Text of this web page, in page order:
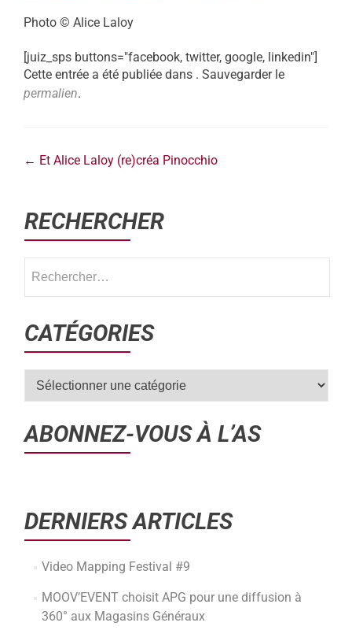
Photo © Alice Laloy
[juiz_sps buttons="facebook, twitter, google, linkedin"]
Cette entrée a été publiée dans . Sauvegarder le
permalien.
← Et Alice Laloy (re)créa Pinocchio
RECHERCHER
CATÉGORIES
ABONNEZ-VOUS À L’AS
DERNIERS ARTICLES
Video Mapping Festival #9
MOOV’EVENT choisit APG pour une diffusion à
360° aux Magasins Généraux